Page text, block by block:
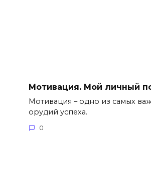
Мотивация. Мой личный
Мотивация – одно из самых
орудий успеха.
0